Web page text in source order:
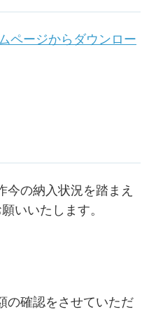
ページからダウンロー
の納入状況を踏まえ
願いいたします。
の確認をさせていただ